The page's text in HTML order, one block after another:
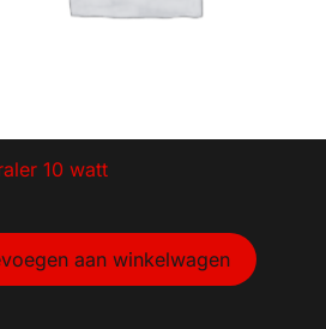
10 watt
aan winkelwagen